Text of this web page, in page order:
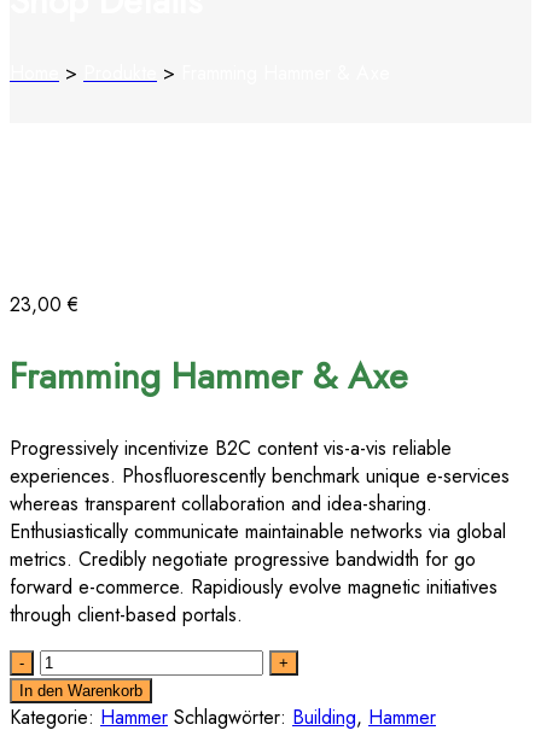
> >
23,00€
Framming Hammer & Axe
Progressively incentivize B2C content vis-a-vis reliable
experiences. Phosfluorescently benchmark unique e-services
whereas transparent collaboration and idea-sharing.
Enthusiastically communicate maintainable networks via global
metrics. Credibly negotiate progressive bandwidth for go
forward e-commerce. Rapidiously evolve magnetic initiatives
through client-based portals.
Quantity
In den Warenkorb
Kategorie: Hammer Schlagwörter: Building, Hammer